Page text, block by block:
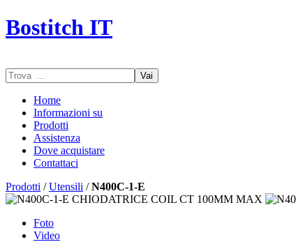
Bostitch IT
Vai
Home
Informazioni su
Prodotti
Assistenza
Dove acquistare
Contattaci
Prodotti /Utensili /N400C-1-E
Foto
Video